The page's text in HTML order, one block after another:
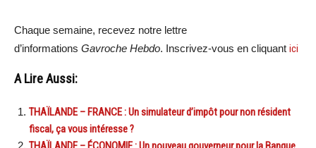
Chaque semaine, recevez notre lettre
d’informations Gavroche Hebdo. Inscrivez-vous en cliquant ici
A Lire Aussi:
THAÏLANDE – FRANCE : Un simulateur d’impôt pour non résident
fiscal, ça vous intéresse ?